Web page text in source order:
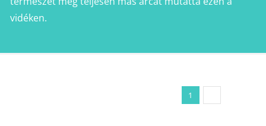
vidéken.
1